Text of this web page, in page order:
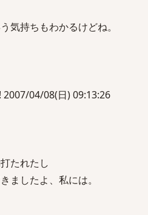
気持ちもわかるけどね。
04/08(日) 09:13:26
たれたし
ましたよ、私には。